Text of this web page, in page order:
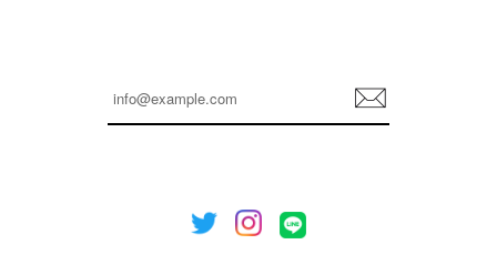
を心がけてまいります。 またお探しの商品がござ
登
録